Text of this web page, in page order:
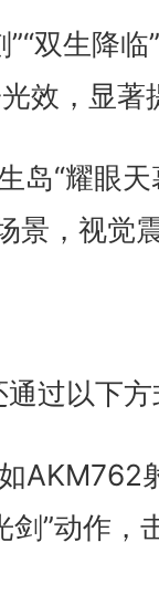
双生降
效，显著
岛“耀眼
景，视觉
过以下
AKM762
”动作，